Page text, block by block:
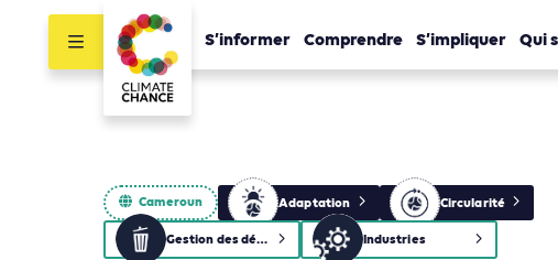
S’informer Comprendre S’impliquer Qui
Cameroun Adaptation Circularité
Gestion des déchets Industries